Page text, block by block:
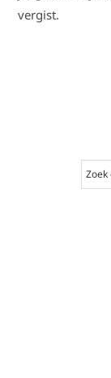
vergist.